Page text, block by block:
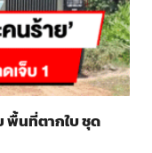
พื้นที่ตากใบ ชุด